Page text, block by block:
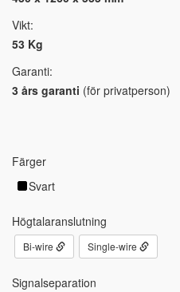
Vikt:
53 Kg
Garanti:
3 års garanti (för privatperson)
Färger
Svart
Högtalaranslutning
Bi-wire Single-wire
Signalseparation